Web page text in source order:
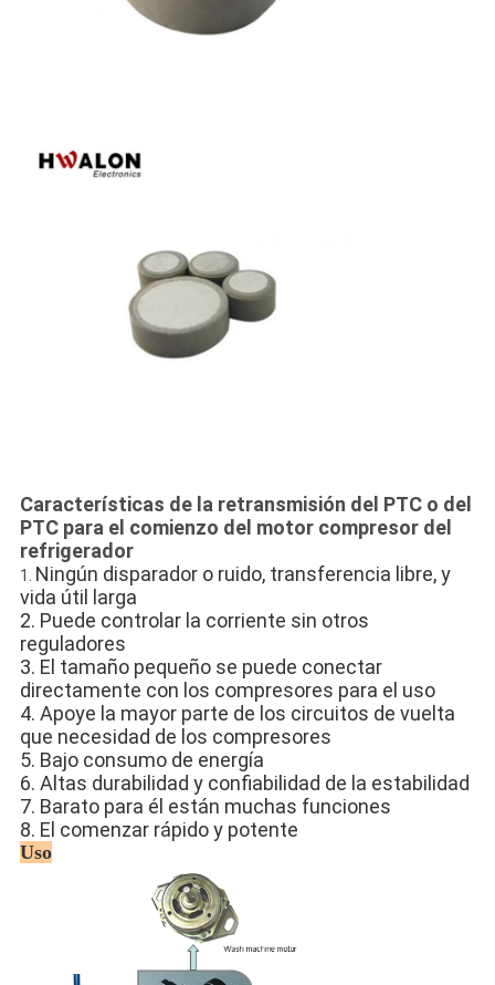
Características de la retransmisión del PTC o del
PTC para el comienzo del motor compresor del
refrigerador
1. Ningún disparador o ruido, transferencia libre, y
vida útil larga
2. Puede controlar la corriente sin otros
reguladores
3. El tamaño pequeño se puede conectar
directamente con los compresores para el uso
4. Apoye la mayor parte de los circuitos de vuelta
que necesidad de los compresores
5. Bajo consumo de energía
6. Altas durabilidad y confiabilidad de la estabilidad
7. Barato para él están muchas funciones
8. El comenzar rápido y potente
Uso